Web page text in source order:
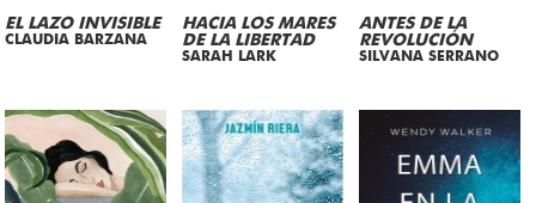
EL LAZO INVISIBLE
CLAUDIA BARZANA
HACIA LOS MARES
DE LA LIBERTAD
SARAH LARK
ANTES DE LA
REVOLUCIÓN
SILVANA SERRANO